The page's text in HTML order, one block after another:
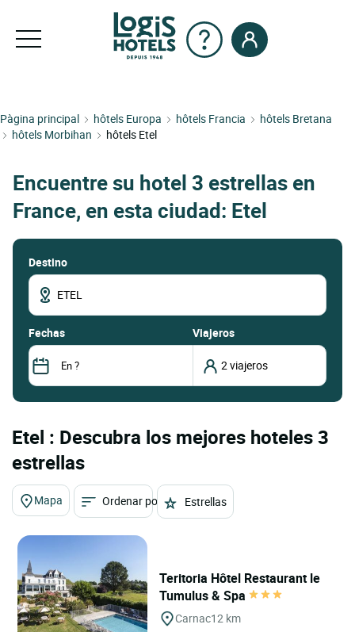
Pàgina principal hôtels Europa hôtels Francia
hôtels Bretana
hôtels Morbihan
hôtels Etel
Encuentre su hotel 3 estrellas en
France, en esta ciudad: Etel
Destino
fechas Viajeros
Etel : Descubra los mejores hoteles 3
estrellas
Mapa Ordenar por Estrellas
Teritoria Hôtel Restaurant le
Tumulus & Spa
Carnac12 km